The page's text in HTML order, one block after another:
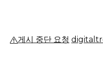
게시 중단 요청